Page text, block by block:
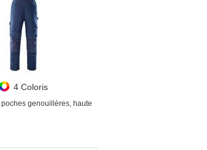
4 Coloris
genouillères, haute